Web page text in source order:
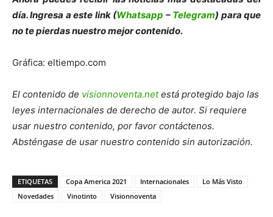
día. Ingresa a este link (Whatsapp – Telegram) para que
no te pierdas nuestro mejor contenido.
Gráfica: eltiempo.com
El contenido de visionnoventa.netestá protegido bajo las
leyes internacionales de derecho de autor. Si requiere
usar nuestro contenido, por favor contáctenos.
Absténgase de usar nuestro contenido sin autorización.
ETIQUETAS Copa America 2021 Internacionales
Lo Más Visto
Novedades
Vinotinto Visionnoventa